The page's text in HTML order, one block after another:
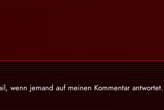
wenn jemand auf meinen Kommentar antwortet.